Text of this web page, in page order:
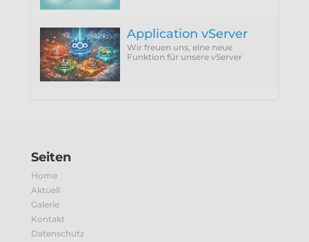
Application vServer
Wir freuen uns, eine neue
Funktion für unsere vServer
Seiten
Home
Aktuell
Galerie
Kontakt
Datenschutz